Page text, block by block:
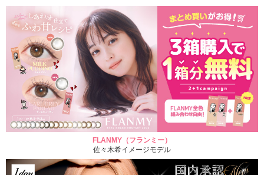
FLANMY（フランミー）
佐々木希イメージモデル